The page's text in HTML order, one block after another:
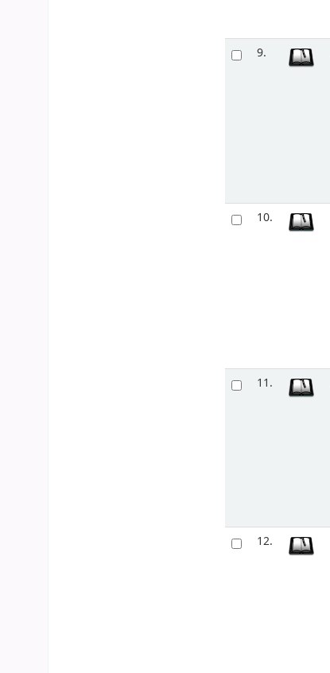
9.
10.
11.
12.